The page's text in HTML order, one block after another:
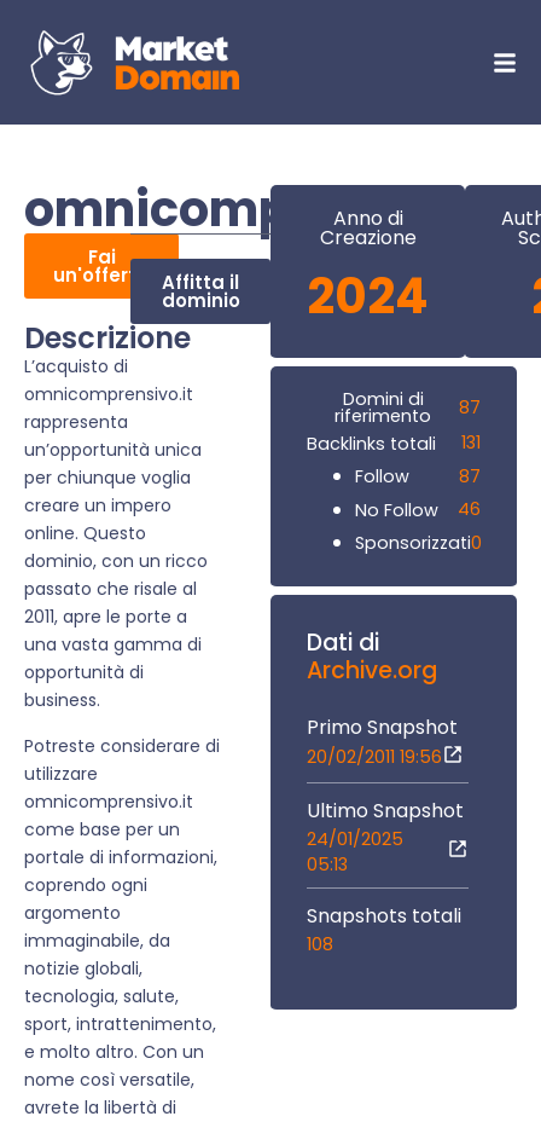
omnicomprensivo.it
Fai
un'offerta Affitta il
dominio
Descrizione
L’acquisto di
omnicomprensivo.it
rappresenta
un’opportunità unica
per chiunque voglia
creare un impero
online. Questo
dominio, con un ricco
passato che risale al
2011, apre le porte a
una vasta gamma di
opportunità di
business.
Potreste considerare di
utilizzare
omnicomprensivo.it
come base per un
portale di informazioni,
coprendo ogni
argomento
immaginabile, da
notizie globali,
tecnologia, salute,
sport, intrattenimento,
e molto altro. Con un
nome così versatile,
avrete la libertà di
Anno di
Creazione
2024
Domini di
riferimento
87
Backlinks totali
131
Follow
87
No Follow
46
Sponsorizzati0
Dati di
Archive.org
Primo Snapshot
20/02/2011 19:56
Ultimo Snapshot
24/01/2025
05:13
Snapshots totali
108